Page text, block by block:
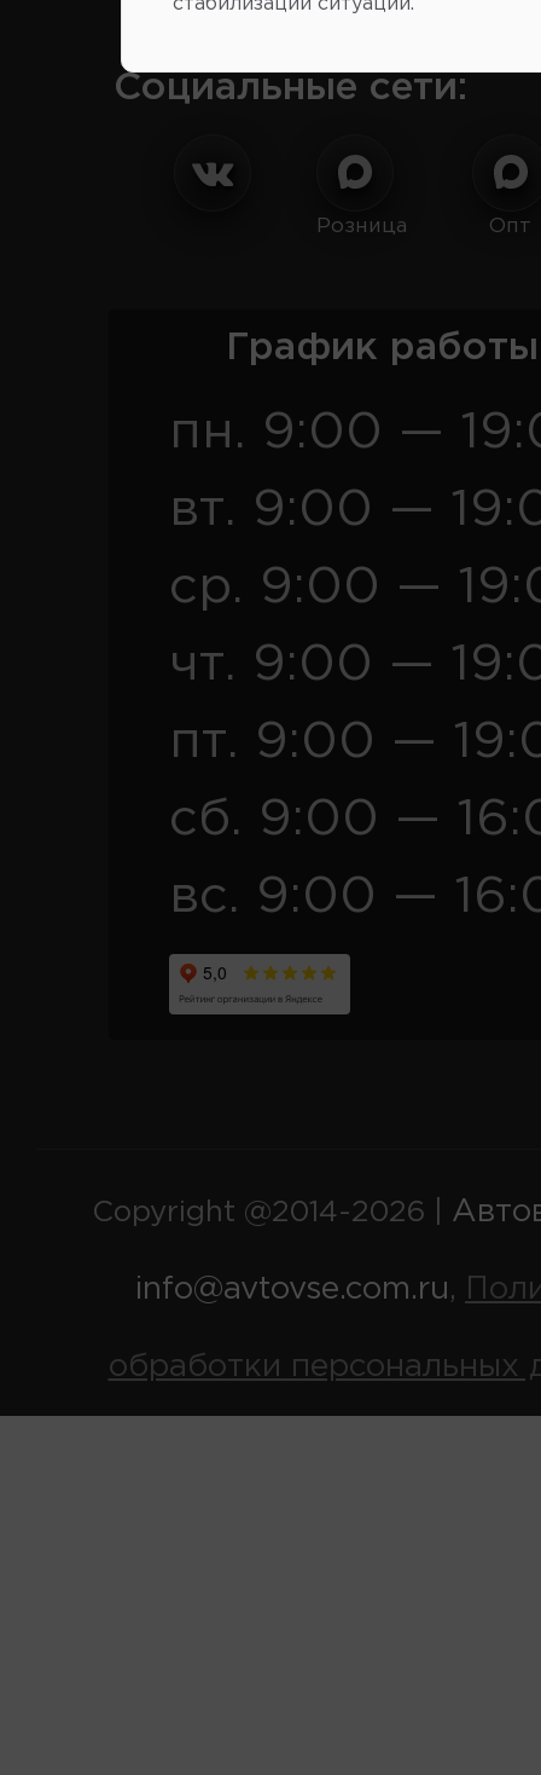
Социальные сети:
Розница Опт
График
пн. 9:00 —
вт. 9:00 —
ср. 9:00 —
чт. 9:00 —
пт. 9:00 —
сб. 9:00 —
вс. 9:00 —
Copyright @2014-2026 |
info@avtovse.com.ru,
обработки персональных
стабилизации ситуации.